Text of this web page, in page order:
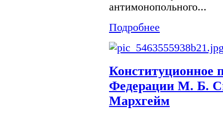
антимонопольного...
Подробнее
Конституционное
Федерации М. Б.
Мархгейм